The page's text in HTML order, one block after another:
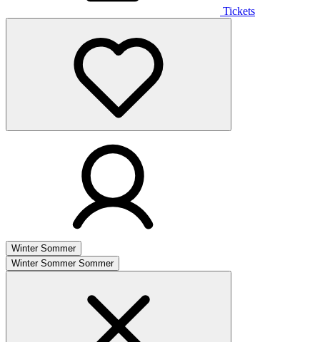
Tickets
Winter Sommer
Winter Sommer Sommer